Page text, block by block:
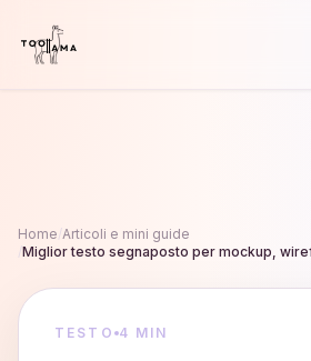
Home Articoli e mini guide
Miglior testo segnaposto per mockup,
TESTO 4 MIN